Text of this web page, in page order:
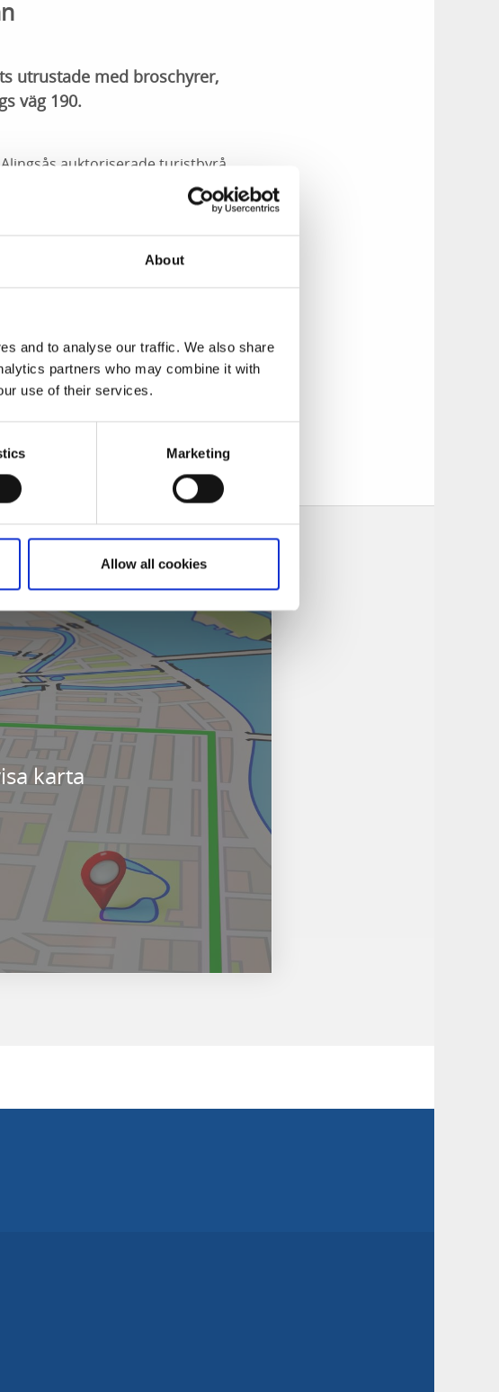
About
and to analyse our traffic. We also share
partners who may combine it with
use of their services.
Marketing
Allow all cookies
utrustade med broschyrer,
väg 190.
auktoriserade turistbyrå
under ditt besök. Infopointen
ring 0322-617170 för mer
Kaffekoppen blivit utsedd
kartor för aktiviteter och
i Trädgårdsvillan. Här
karta